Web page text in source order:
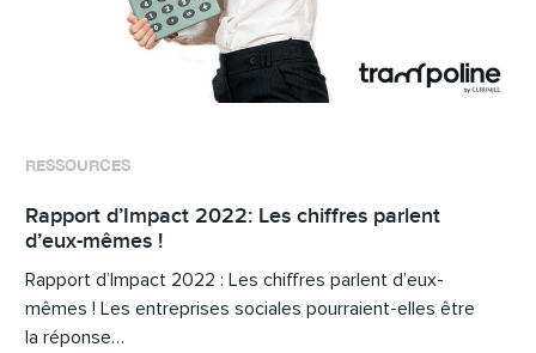
RESSOURCES
Rapport d’Impact 2022: Les chiffres parlent
d’eux-mêmes !
Rapport d’Impact 2022 : Les chiffres parlent d’eux-
mêmes ! Les entreprises sociales pourraient-elles être
la réponse…